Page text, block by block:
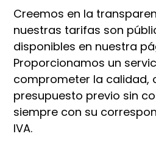
Creemos en la
nuestras tarifas son
disponibles en nuestra
Proporcionamos un
comprometer la calidad,
presupuesto previo sin
siempre con su
IVA.